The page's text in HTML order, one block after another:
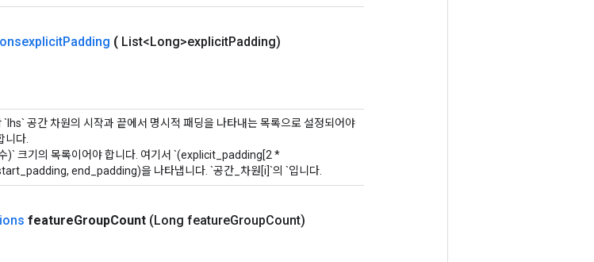
Padding ( List<Long>explicitPadding)
공간 차원의 시작과 끝에서 명시적 패딩을 나타내는 목록으로 설정되어야
니다.
)` 크기의 목록이어야 합니다. 여기서 `(explicit_padding[2 *
end_padding)을 나타냅니다. `공간_차원[i]`의 `입니다.
featureGroupCount (Long featureGroupCount)